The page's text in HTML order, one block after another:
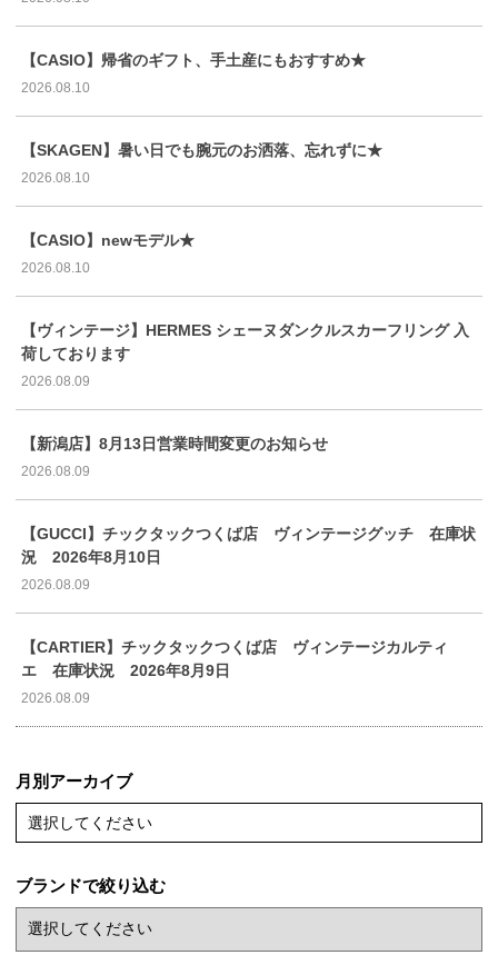
【CASIO】帰省のギフト、手土産にもおすすめ★
2026.08.10
【SKAGEN】暑い日でも腕元のお洒落、忘れずに★
2026.08.10
【CASIO】newモデル★
2026.08.10
【ヴィンテージ】HERMES シェーヌダンクルスカーフリング 入
荷しております
2026.08.09
【新潟店】8月13日営業時間変更のお知らせ
2026.08.09
【GUCCI】チックタックつくば店 ヴィンテージグッチ 在庫状
況 2026年8月10日
2026.08.09
【CARTIER】チックタックつくば店 ヴィンテージカルティ
エ 在庫状況 2026年8月9日
2026.08.09
月別アーカイブ
選択してください
ブランドで絞り込む